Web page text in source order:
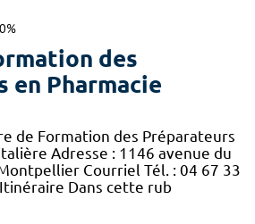
des
en Pharmacie
de Formation des Préparateurs
Adresse : 1146 avenue du
Courriel Tél. : 04 67 33
Dans cette rub